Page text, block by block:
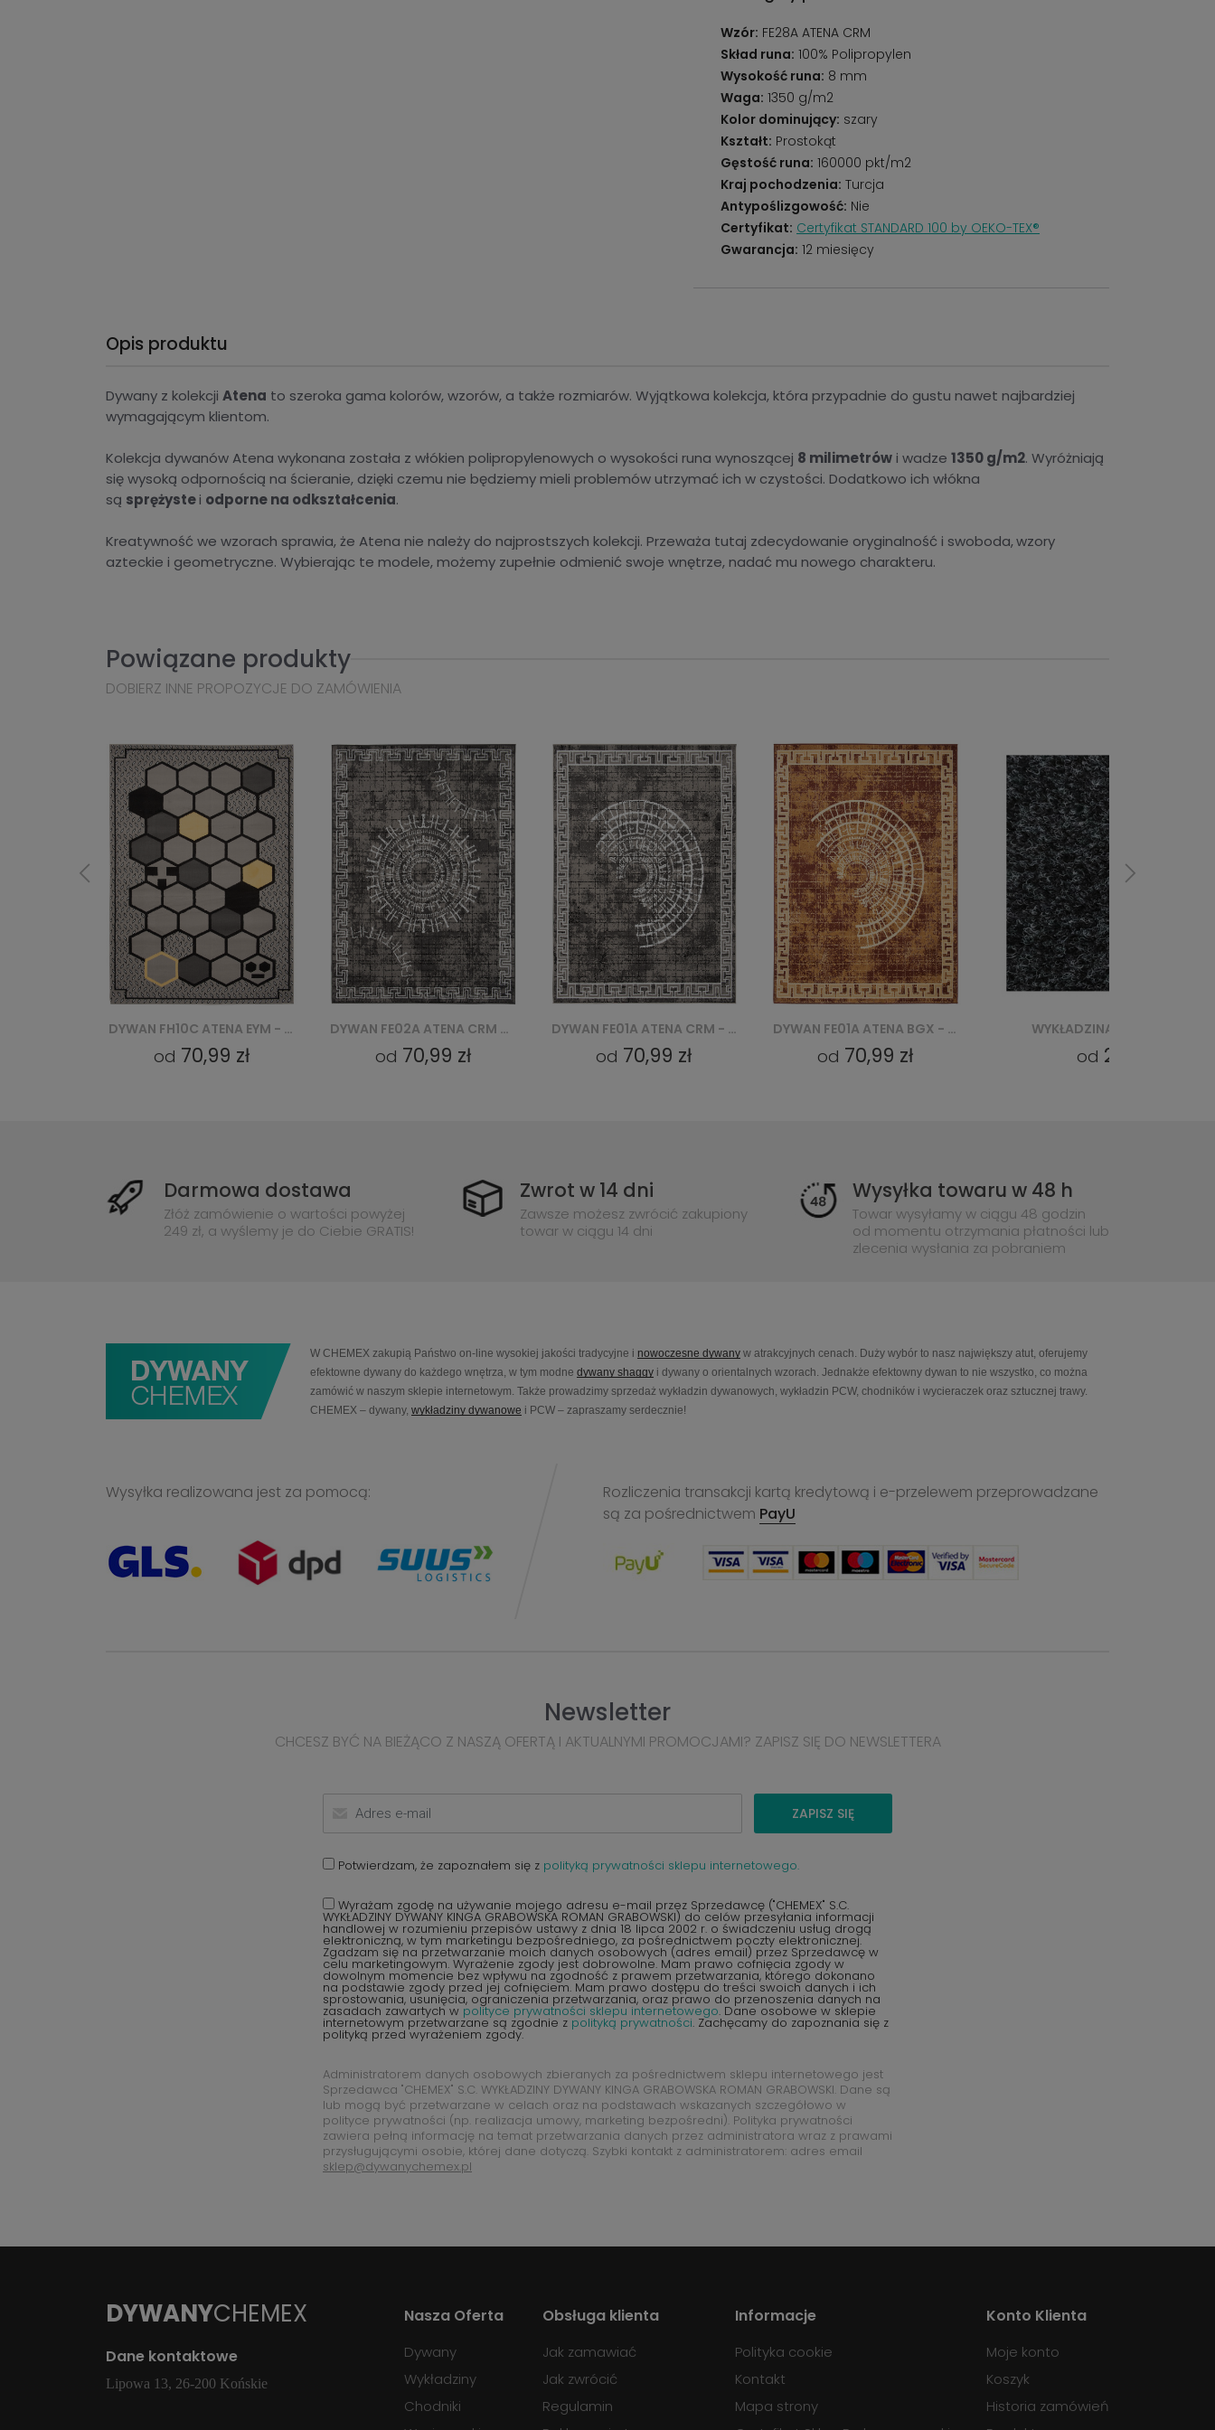
Wzór: FE28A ATENA CRM
Skład runa: 100% Polipropylen
Wysokość runa: 8 mm
Waga: 1350 g/m2
Kolor dominujący: szary
Kształt: Prostokąt
Gęstość runa: 160000 pkt/m2
Kraj pochodzenia: Turcja
Antypoślizgowość: Nie
Certyfikat: Certyfikat STANDARD 100 by OEKO-TEX®
Gwarancja: 12 miesięcy
Opis produktu
Dywany z kolekcji Atena to szeroka gama kolorów, wzorów, a także rozmiarów. Wyjątkowa kolekcja, która przypadnie do gustu nawet najbardziej
wymagającym klientom.
Kolekcja dywanów Atena wykonana została z włókien polipropylenowych o wysokości runa wynoszącej 8 milimetrów i wadze 1350 g/m2. Wyróżniają
się wysoką odpornością na ścieranie, dzięki czemu nie będziemy mieli problemów utrzymać ich w czystości. Dodatkowo ich włókna
są sprężystei odporne na odkształcenia.
Kreatywność we wzorach sprawia, że Atena nie należy do najprostszych kolekcji. Przeważa tutaj zdecydowanie oryginalność i swoboda,wzory
azteckie i geometryczne. Wybierając te modele, możemy zupełnie odmienić swoje wnętrze, nadać mu nowego charakteru.
Powiązane produkty
DOBIERZ INNE PROPOZYCJE DO ZAMÓWIENIA
DYWAN FE02A ATENA CRM - SZARY
od 70,99 zł
DYWAN FE01A ATENA CRM - SZARY
od 70,99 zł
DYWAN FE01A ATENA BGX - BRĄZOWY
od 70,99 zł od27,99 zł
DYWAN 4300 GREY
Darmowa dostawa
Złóż zamówienie o wartości powyżej
249 zł, a wyślemy je do Ciebie GRATIS!
Zwrot w 14 dni
Zawsze możesz zwrócić zakupiony
towar w ciągu 14 dni
Wysyłka towaru w 48 h
Towar wysyłamy w ciągu 48 godzin
od momentu otrzymania płatności lub
zlecenia wysłania za pobraniem
W CHEMEX zakupią Państwo on-line wysokiej jakości tradycyjne i nowoczesne dywany w atrakcyjnych cenach. Duży wybór to nasz największy atut, oferujemy
efektowne dywany do każdego wnętrza, w tym modne dywany shaggy i dywany o orientalnych wzorach. Jednakże efektowny dywan to nie wszystko, co można
zamówić w naszym sklepie internetowym. Także prowadzimy sprzedaż wykładzin dywanowych, wykładzin PCW, chodników i wycieraczek oraz sztucznej trawy.
CHEMEX – dywany, wykładziny dywanowe i PCW – zapraszamy serdecznie!
Wysyłka realizowana jest za pomocą:
Rozliczenia transakcji kartą kredytową i e-przelewem przeprowadzane
są za pośrednictwem PayU
Newsletter
CHCESZ BYĆ NA BIEŻĄCO Z NASZĄ OFERTĄ I AKTUALNYMI PROMOCJAMI? ZAPISZ SIĘ DO NEWSLETTERA
ZAPISZ SIĘ
Potwierdzam, że zapoznałem się z polityką prywatności sklepu internetowego.
Wyrażam zgodę na używanie mojego adresu e-mail przez Sprzedawcę ("CHEMEX" S.C.
WYKŁADZINY DYWANY KINGA GRABOWSKA ROMAN GRABOWSKI) do celów przesyłania informacji
handlowej w rozumieniu przepisów ustawy z dnia 18 lipca 2002 r. o świadczeniu usług drogą
elektroniczną, w tym marketingu bezpośredniego, za pośrednictwem poczty elektronicznej.
Zgadzam się na przetwarzanie moich danych osobowych (adres email) przez Sprzedawcę w
celu marketingowym. Wyrażenie zgody jest dobrowolne. Mam prawo cofnięcia zgody w
dowolnym momencie bez wpływu na zgodność z prawem przetwarzania, którego dokonano
na podstawie zgody przed jej cofnięciem. Mam prawo dostępu do treści swoich danych i ich
sprostowania, usunięcia, ograniczenia przetwarzania, oraz prawo do przenoszenia danych na
zasadach zawartych w polityce prywatności sklepu internetowego. Dane osobowe w sklepie
internetowym przetwarzane są zgodnie z polityką prywatności. Zachęcamy do zapoznania się z
polityką przed wyrażeniem zgody.
Administratorem danych osobowych zbieranych za pośrednictwem sklepu internetowego jest
Sprzedawca "CHEMEX" S.C. WYKŁADZINY DYWANY KINGA GRABOWSKA ROMAN GRABOWSKI. Dane są
lub mogą być przetwarzane w celach oraz na podstawach wskazanych szczegółowo w
polityce prywatności (np. realizacja umowy, marketing bezpośredni). Polityka prywatności
zawiera pełną informację na temat przetwarzania danych przez administratora wraz z prawami
przysługującymi osobie, której dane dotyczą. Szybki kontakt z administratorem: adres email
sklep@dywanychemex.pl
DYWANYCHEMEX
Dane kontaktowe
Lipowa 13, 26-200 Końskie
Nasza Oferta
Dywany
Wykładziny
Chodniki
Obsługa klienta
Jak zamawiać
Jak zwrócić
Regulamin
Informacje
Polityka cookie
Kontakt
Mapa strony
Konto Klienta
Moje konto
Koszyk
Historia zamówień